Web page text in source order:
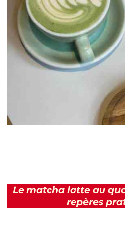
Le matcha latte au
repères